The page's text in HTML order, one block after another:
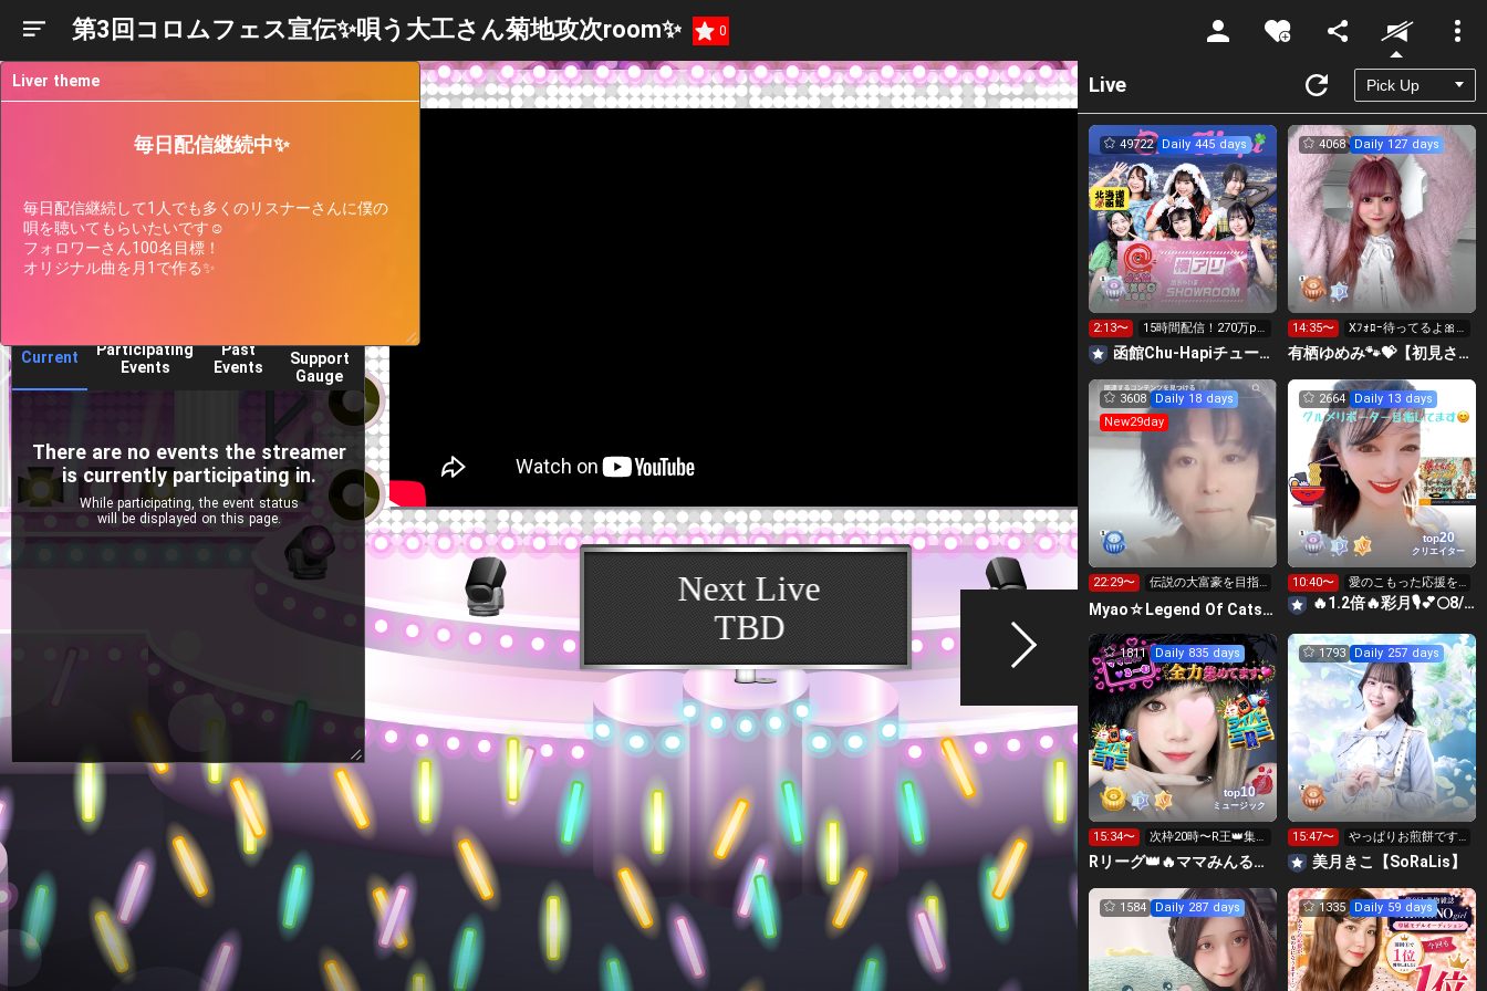
第3回コロムフェス宣伝✨唄う大工さん菊地攻次room✨ 0
Unmute
Current
Participating
Events
Past
Events
Support
Gauge
There are no events the streamer
is currently participating in.
While participating, the event status
will be displayed on this page.
Liver theme
毎日配信継続中✨
毎日配信継続して1人でも多くのリスナーさんに僕の
唄を聴いてもらいたいです☺️
フォロワーさん100名目標！
オリジナル曲を月1で作る✨
Live
49722 Daily 445 days
2:13〜
15時間配信！270万pt
横アリへGO‼️
函館Chu-Hapiチューハピ🌈
4068 Daily 127 days
14:35〜
Xﾌｫﾛｰ待ってるよ🎀
💖
有栖ゆめみ🐾💝【初見さん大歓迎】
3608
Daily 18 days
New29day
22:29〜
伝説の大富豪を目指
します🐱
Myao☆Legend Of Cats Eyes🐱
top20
クリエイター
2664 Daily 13 days
10:40〜
愛のこもった応援を
日々ありがとうござ 🔥1.2倍🔥彩月🎙️💕🌕8/12マイスタ🔥
top10
ミュージック
1811 Daily 835 days
15:34〜
次枠20時〜R王👑集
めます🙋‍♀️
Rリーグ👑🔥ママみんるーむ💁‍♀️💜
1793 Daily 257 days
15:47〜
やっぱりお煎餅です
なぁ🍘焼きませんよ
美月きこ【SoRaLis】
1584 Daily 287 days 1335 Daily 59 days